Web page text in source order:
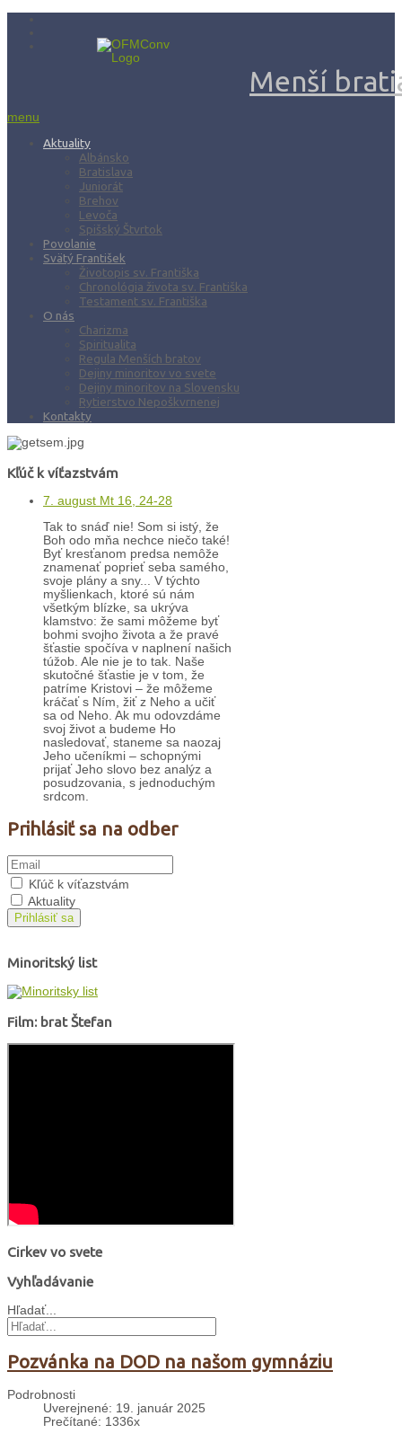
Menší
menu
Aktuality
Albánsko
Bratislava
Juniorát
Brehov
Levoča
Spišský Štvrtok
Povolanie
Svätý František
Životopis sv. Františka
Chronológia života sv. Františka
Testament sv. Františka
O nás
Charizma
Spiritualita
Regula Menších bratov
Dejiny minoritov vo svete
Dejiny minoritov na Slovensku
Rytierstvo Nepoškvrnenej
Kontakty
Kľúč k víťazstvám
7. august Mt 16, 24-28
Tak to snáď nie! Som si istý, že
Boh odo mňa nechce niečo také!
Byť kresťanom predsa nemôže
znamenať poprieť seba samého,
svoje plány a sny... V týchto
myšlienkach, ktoré sú nám
všetkým blízke, sa ukrýva
klamstvo: že sami môžeme byť
bohmi svojho života a že pravé
šťastie spočíva v naplnení našich
túžob. Ale nie je to tak. Naše
skutočné šťastie je v tom, že
patríme Kristovi – že môžeme
kráčať s Ním, žiť z Neho a učiť
sa od Neho. Ak mu odovzdáme
svoj život a budeme Ho
nasledovať, staneme sa naozaj
Jeho učeníkmi – schopnými
prijať Jeho slovo bez analýz a
posudzovania, s jednoduchým
srdcom.
Prihlásiť sa na odber
Kľúč k víťazstvám
Aktuality
Prihlásiť sa
Minoritský list
Film: brat Štefan
Cirkev vo svete
Vyhľadávanie
Hľadať...
Pozvánka na DOD na našom gymnáziu
Podrobnosti
Uverejnené: 19. január 2025
Prečítané: 1336x